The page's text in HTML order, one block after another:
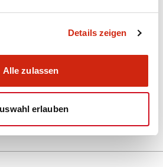
Details zeigen
Alle zulassen
erlauben
Bedienungsanleitung CAD-
5.62MB